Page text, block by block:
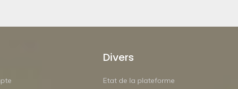
Divers
Etat de la plateforme